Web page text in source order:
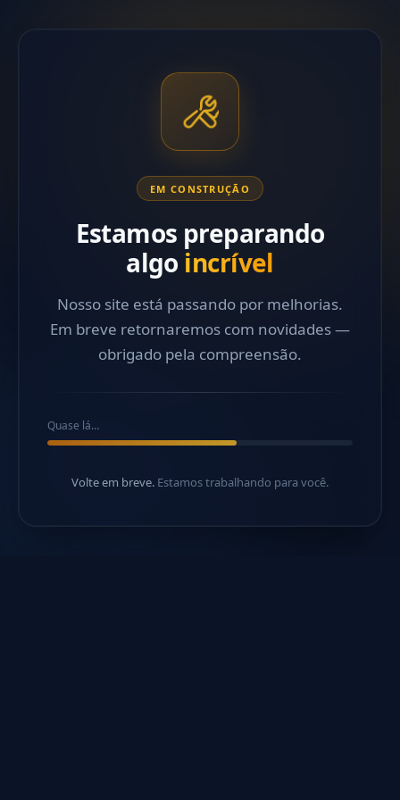
EM CONSTRUÇÃO
Estamos preparando
algo incrível
Nosso site está passando por melhorias.
Em breve retornaremos com novidades —
obrigado pela compreensão.
Quase lá…
Volte em breve. Estamos trabalhando para você.